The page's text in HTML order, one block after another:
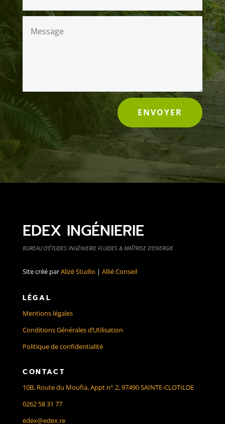
ENVOYER
EDEX INGÉNIERIE
BUREAU D’ÉTUDES INGÉNIERIE FLUIDES & MAÎTRISE D’ENERGIE
Site créé parAlizé Studio | Allié Conseil
LÉGAL
Mentions légales
Conditions Générales d’Utilisation
Politique de confidentialité
CONTACT
10B, Route du Moufia, Appt n° 2, 97490 SAINTE-CLOTILDE
0262 58 31 77
edex@edex.re